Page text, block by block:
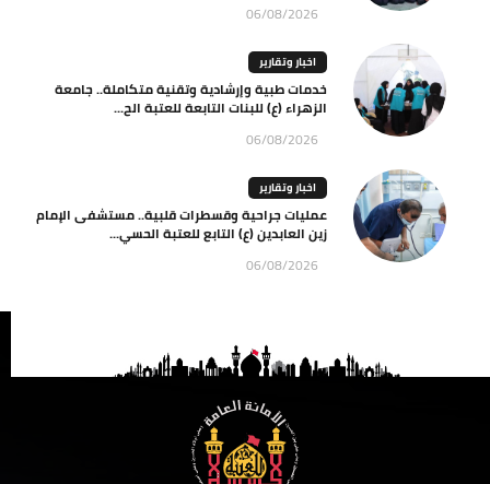
06/08/2026
اخبار وتقارير
خدمات طبية وإرشادية وتقنية متكاملة.. جامعة
الزهراء (ع) للبنات التابعة للعتبة الح...
06/08/2026
اخبار وتقارير
عمليات جراحية وقسطرات قلبية.. مستشفى الإمام
زين العابدين (ع) التابع للعتبة الحسي...
06/08/2026